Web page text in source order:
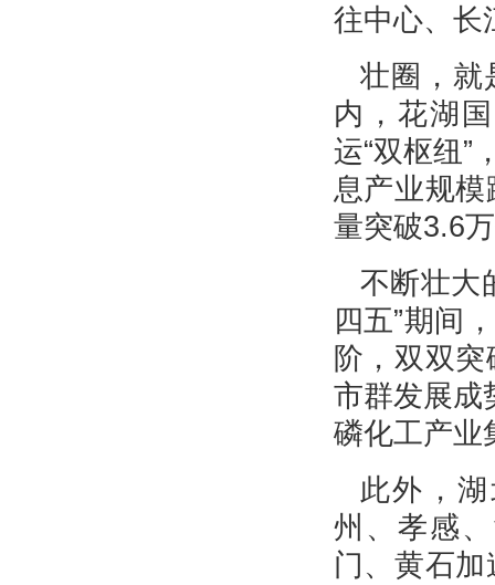
往中心、长
壮圈，就
内，花湖
运“双枢纽”
息产业规
量突破3.6
不断壮大
四五”期间
阶，双双
市群发展成
磷化工产业
此外，
州、孝感
门、黄石